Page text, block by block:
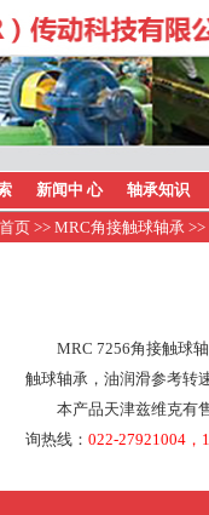
新闻中 心 轴承知识
首页 >> MRC角接触球轴承
MRC 7256角接触球
触球轴承，油润滑参考转
本产品天津兹维克有
询热线：022-27921004，